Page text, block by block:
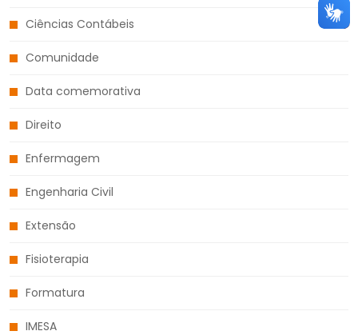
Ciências Contábeis
Comunidade
Data comemorativa
Direito
Enfermagem
Engenharia Civil
Extensão
Fisioterapia
Formatura
IMESA